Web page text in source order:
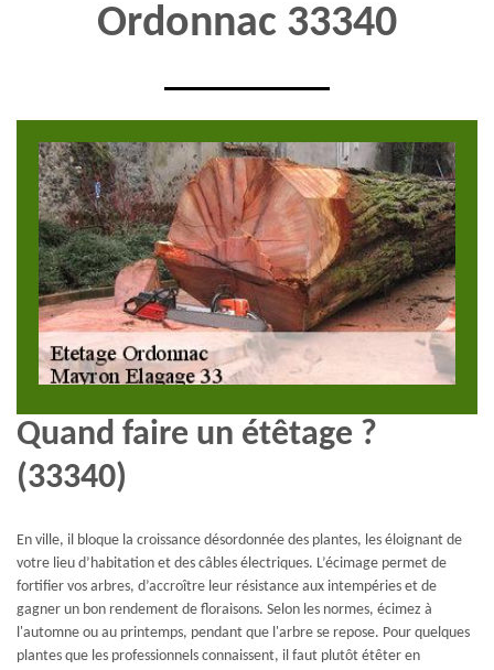
Ordonnac 33340
Quand faire un étêtage ?
(33340)
En ville, il bloque la croissance désordonnée des plantes, les éloignant de
votre lieu d’habitation et des câbles électriques. L’écimage permet de
fortifier vos arbres, d’accroître leur résistance aux intempéries et de
gagner un bon rendement de floraisons. Selon les normes, écimez à
l'automne ou au printemps, pendant que l'arbre se repose. Pour quelques
plantes que les professionnels connaissent, il faut plutôt étêter en